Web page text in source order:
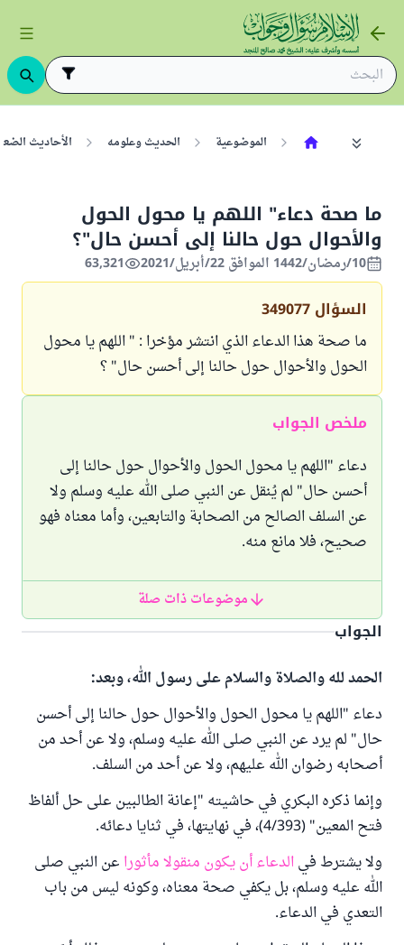
الموضوعية الحديث وعلومه الأحاديث
ما صحة دعاء" اللهم يا محول الحول
والأحوال حول حالنا إلى أحسن حال"؟
10/رمضان/1442 الموافق 22/أبريل/2021 63,321
السؤال 349077
ما صحة هذا الدعاء الذي انتشر مؤخرا : " اللهم يا محول
الحول والأحوال حول حالنا إلى أحسن حال" ؟
ملخص الجواب
دعاء "اللهم يا محول الحول والأحوال حول حالنا إلى
أحسن حال" لم يُنقل عن النبي صلى الله عليه وسلم ولا
عن السلف الصالح من الصحابة والتابعين، وأما معناه فهو
صحيح، فلا مانع منه.
موضوعات ذات صلة
الجواب
الحمد لله والصلاة والسلام على رسول الله، وبعد:
دعاء "اللهم يا محول الحول والأحوال حول حالنا إلى أحسن
حال" لم يرد عن النبي صلى الله عليه وسلم، ولا عن أحد من
أصحابه رضوان الله عليهم، ولا عن أحد من السلف.
وإنما ذكره البكري في حاشيته "إعانة الطالبين على حل ألفاظ
فتح المعين" (4/393)، في نهايتها، في ثنايا دعائه.
ولا يشترط فيالدعاء أن يكون منقولا مأثورا عن النبي صلى
الله عليه وسلم، بل يكفي صحة معناه، وكونه ليس من باب
التعدي في الدعاء.